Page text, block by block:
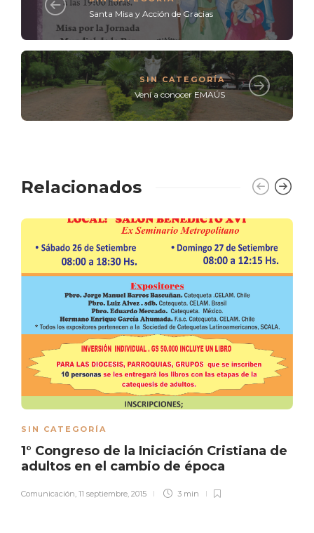
Santa Misa y Acción de Gracias
SIN CATEGORÍA
Vení a conocer EMAÚS
Relacionados
SIN CATEGORÍA
1° Congreso de la Iniciación Cristiana de
adultos en el cambio de época
Comunicación, 11 septiembre, 2015 3 min